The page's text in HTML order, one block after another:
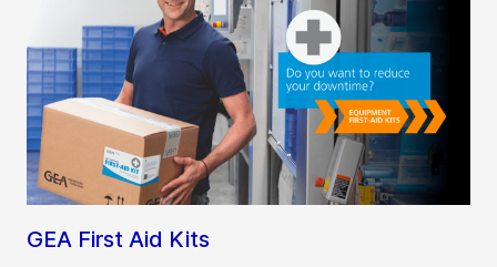
GEA First Aid Kits